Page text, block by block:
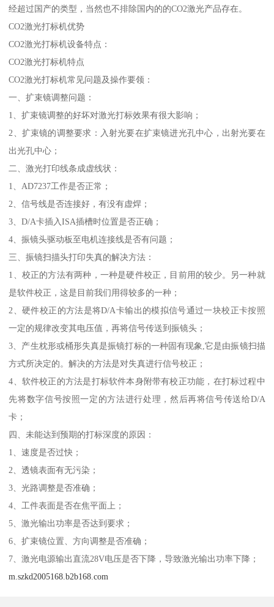
经超过国产的类型，当然也不排除国内的的CO2激光产品存在。
CO2激光打标机优势
CO2激光打标机设备特点：
CO2激光打标机特点
CO2激光打标机常见问题及操作要领：
一、扩束镜调整问题：
1、扩束镜调整的好坏对激光打标效果有很大影响；
2、扩束镜的调整要求：入射光要在扩束镜进光孔中心，出射光要在
出光孔中心；
二、激光打印线条成虚线状：
1、AD7237工作是否正常；
2、信号线是否连接好，有没有虚焊；
3、D/A卡插入ISA插槽时位置是否正确；
4、振镜头驱动板至电机连接线是否有问题；
三、振镜扫描头打印失真的解决方法：
1、校正的方法有两种，一种是硬件校正，目前用的较少。另一种就
是软件校正，这是目前我们用得较多的一种；
2、硬件校正的方法是将D/A卡输出的模拟信号通过一块校正卡按照
一定的规律改变其电压值，再将信号传送到振镜头；
3、产生枕形或桶形失真是振镜打标的一种固有现象,它是由振镜扫描
方式所决定的。解决的方法是对失真进行信号校正；
4、软件校正的方法是打标软件本身附带有校正功能，在打标过程中
先将数字信号按照一定的方法进行处理，然后再将信号传送给D/A
卡；
四、未能达到预期的打标深度的原因：
1、速度是否过快；
2、透镜表面有无污染；
3、光路调整是否准确；
4、工件表面是否在焦平面上；
5、激光输出功率是否达到要求；
6、扩束镜位置、方向调整是否准确；
7、激光电源输出直流28V电压是否下降，导致激光输出功率下降；
m.szkd2005168.b2b168.com